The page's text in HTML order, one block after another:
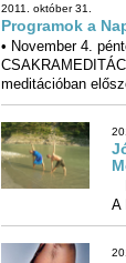
2011. szeptember 7.
Programok a
• REIKI I.
17 óráig – tartja
tanfolyam –...